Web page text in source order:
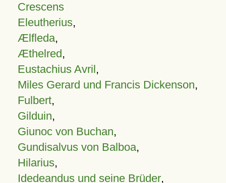
Crescens
Eleutherius,
Ælfleda,
Æthelred,
Eustachius Avril,
Miles Gerard und Francis Dickenson,
Fulbert,
Gilduin,
Giunoc von Buchan,
Gundisalvus von Balboa,
Hilarius,
Idedeandus und seine Brüder,